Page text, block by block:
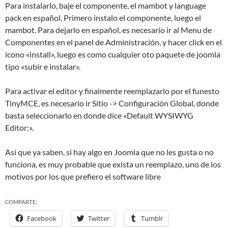
Para instalarlo, baje el componente, el mambot y language
pack en español. Primero instalo el componente, luego el
mambot. Para dejarlo en español, es necesario ir al Menu de
Componentes en el panel de Administración, y hacer click en el
icono «install», luego es como cualquier oto paquete de joomla
tipo «subir e instalar».
Para activar el editor y finalmente reemplazarlo por el funesto
TinyMCE, es necesario ir Sitio -> Configuración Global, donde
basta seleccionarlo en donde dice «Default WYSIWYG
Editor:».
Así que ya saben, si hay algo en Joomla que no les gusta o no
funciona, es muy probable que exista un reemplazo, uno de los
motivos por los que prefiero el software libre
COMPARTE:
Facebook Twitter Tumblr